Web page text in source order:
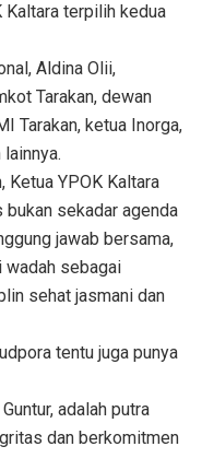
Kaltara terpilih kedua
Aldina Olii,
Tarakan, dewan
Tarakan, ketua Inorga,
Ketua YPOK Kaltara
bukan sekadar agenda
jawab bersama,
wadah sebagai
sehat jasmani dan
tentu juga punya
adalah putra
dan berkomitmen